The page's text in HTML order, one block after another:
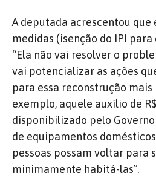
A deputada acrescentou que
medidas (isenção do IPI
“Ela não vai resolver o
vai potencializar as ações
para essa reconstrução
exemplo, aquele auxílio de
disponibilizado pelo
de equipamentos
pessoas possam voltar para
minimamente habitá-las”.